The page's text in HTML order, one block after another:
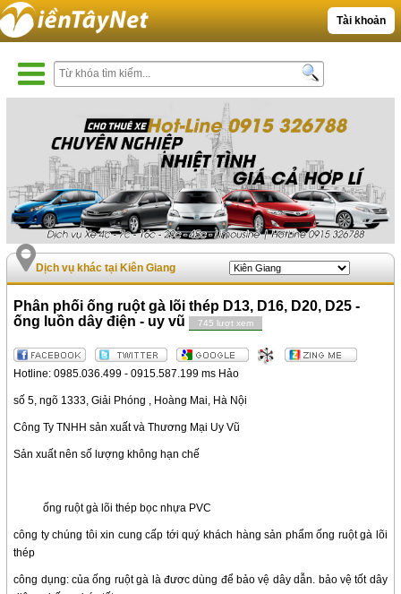
Tài khoản
Dịch vụ khác tại Kiên Giang
Phân phối ống ruột gà lõi thép D13, D16, D20, D25 -
ống luồn dây điện - uy vũ
745 lượt xem
Hotline: 0985.036.499 - 0915.587.199 ms Hảo
số 5, ngõ 1333, Giải Phóng , Hoàng Mai, Hà Nội
Công Ty TNHH sản xuất và Thương Mại Uy Vũ
Sản xuất nên số lượng không hạn chế
ống ruột gà lõi thép bọc nhựa PVC
công ty chúng tôi xin cung cấp tới quý khách hàng sản phẩm ống ruột gà lõi
thép
công dụng: của ống ruột gà là đươc dùng để bảo vệ dây dẫn. bảo vệ tốt dây